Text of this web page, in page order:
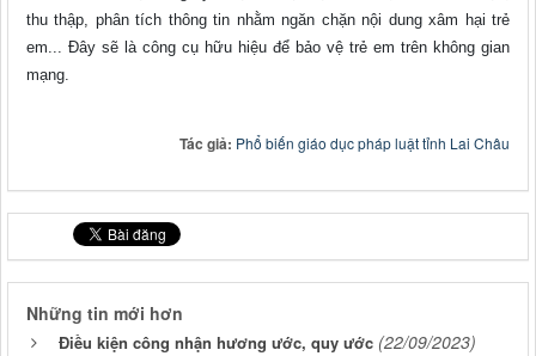
thu thập, phân tích thông tin nhằm ngăn chặn nội dung xâm hại trẻ
em... Đây sẽ là công cụ hữu hiệu để bảo vệ trẻ em trên không gian
mạng.
Tác giả: Phổ biến giáo dục pháp luật tỉnh Lai Châu
Những tin mới hơn
Điều kiện công nhận hương ước, quy ước (22/09/2023)